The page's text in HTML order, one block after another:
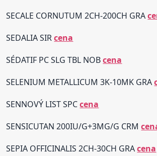
SECALE CORNUTUM 2CH-200CH GRA
SEDALIA SIRcena
SÉDATIF PC SLG TBL NOBcena
SELENIUM METALLICUM 3K-10MK GRA
SENNOVÝ LIST SPCcena
SENSICUTAN 200IU/G+3MG/G CRM
SEPIA OFFICINALIS 2CH-30CH GRAcena